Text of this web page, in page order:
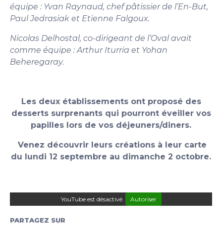
PARTAGEZ SUR
équipe : Yvan Raynaud, chef pâtissier de l’En-But,
Paul Jedrasiak et Etienne Falgoux.
Nicolas Delhostal, co-dirigeant de l’Oval avait
comme équipe : Arthur Iturria et Yohan
Beheregaray.
Les deux établissements ont proposé des
desserts surprenants qui pourront éveiller vos
papilles lors de vos déjeuners/diners.
Venez découvrir leurs créations à leur carte
du lundi 12 septembre au dimanche 2 octobre.
YouTube est désactivé. Autoriser